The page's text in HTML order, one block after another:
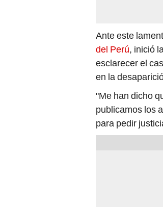
Ante este
del Perú, inició
esclarecer el
en la
"Me han dicho
publicamos los
para pedir